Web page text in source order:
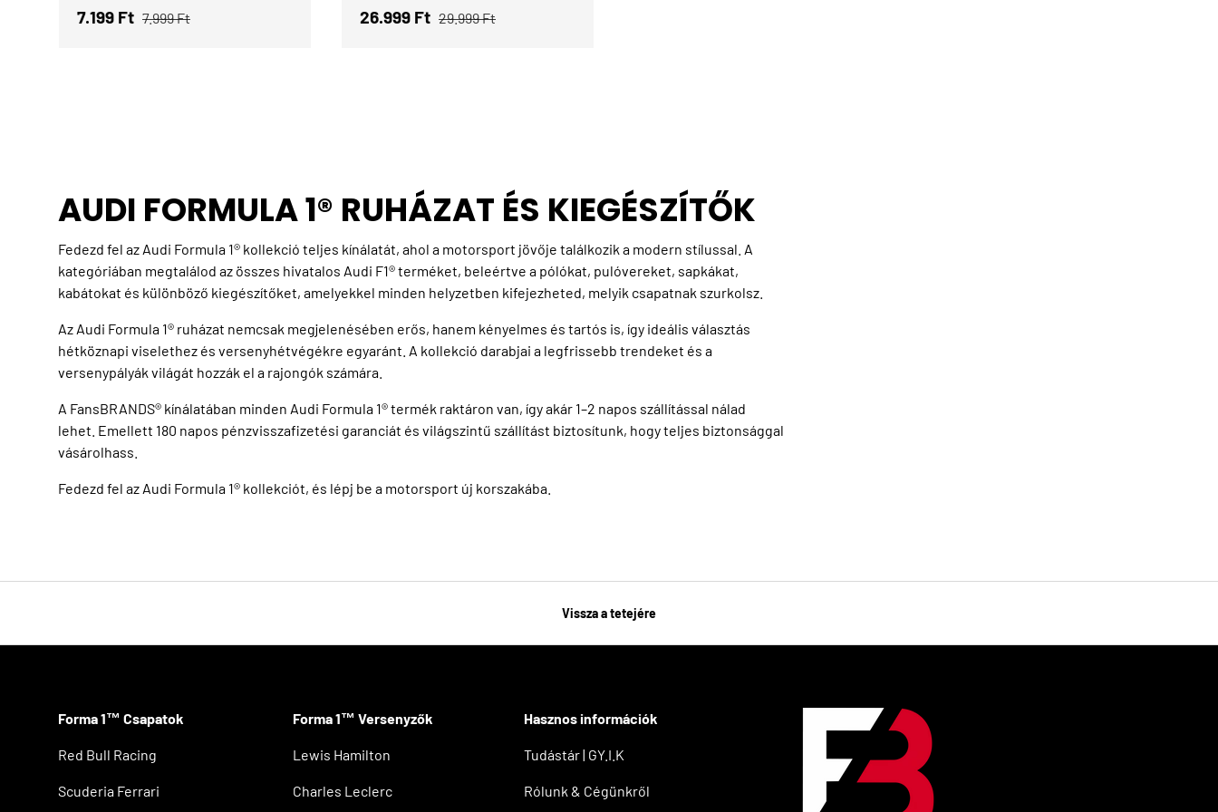
Eladási ár
7.199 Ft Normál ár
7.999 Ft Eladási ár
26.999 Ft Normál ár
29.999 Ft
AUDI FORMULA 1® RUHÁZAT ÉS KIEGÉSZÍTŐK
Fedezd fel az Audi Formula 1® kollekció teljes kínálatát, ahol a motorsport jövője találkozik a modern stílussal. A
kategóriában megtalálod az összes hivatalos Audi F1® terméket, beleértve a pólókat, pulóvereket, sapkákat,
kabátokat és különböző kiegészítőket, amelyekkel minden helyzetben kifejezheted, melyik csapatnak szurkolsz.
Az Audi Formula 1® ruházat nemcsak megjelenésében erős, hanem kényelmes és tartós is, így ideális választás
hétköznapi viselethez és versenyhétvégékre egyaránt. A kollekció darabjai a legfrissebb trendeket és a
versenypályák világát hozzák el a rajongók számára.
A FansBRANDS® kínálatában minden Audi Formula 1® termék raktáron van, így akár 1–2 napos szállítással nálad
lehet. Emellett 180 napos pénzvisszafizetési garanciát és világszintű szállítást biztosítunk, hogy teljes biztonsággal
vásárolhass.
Fedezd fel az Audi Formula 1® kollekciót, és lépj be a motorsport új korszakába.
Vissza a tetejére
Forma 1™ Csapatok
Red Bull Racing
Scuderia Ferrari
Forma 1™ Versenyzők
Lewis Hamilton
Charles Leclerc
Hasznos információk
Tudástár | GY.I.K
Rólunk & Cégünkről